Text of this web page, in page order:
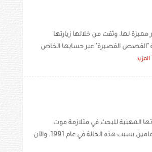
مميزة لها، وثقت من خلالها زيارتها
"القصص القصيرة" عبر حسابها الخاص
المزيد
المهنية للبحث في متلازمة موت
الرضيع المفاجئ بعد وفاة ابنها داميان البالغ من العمر عامين بسبب هذه الحالة في عام 1991. والآن